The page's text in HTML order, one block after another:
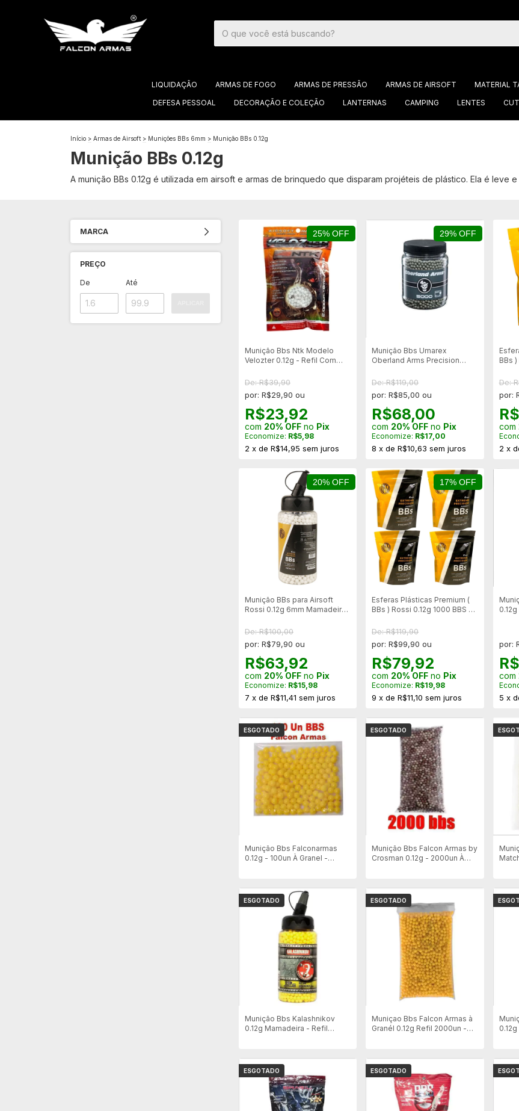
LIQUIDAÇÃO ARMAS DE FOGO ARMAS DE PRESSÃO ARMAS DE AIRSOFT MATERIAL
DEFESA PESSOAL
DECORAÇÃO E COLEÇÃO LANTERNAS CAMPING LENTES
Início > Armas de Airsoft > Munições BBs 6mm > Munição BBs 0.12g
Munição BBs 0.12g
A munição BBs 0.12g é utilizada em airsoft e armas de brinquedo que disparam projéteis de plástico. Ela é leve
MARCA
PREÇO
De Até
25% OFF
Munição Bbs Ntk Modelo
Velozter 0.12g - Refil Com
De: R$39,90
por: R$29,90 ou
R$23,92
com 20% OFF no Pix
Economize: R$5,98
2 x de R$14,95 sem juros
29% OFF
Munição Bbs Umarex
Oberland Arms Precision
De: R$119,00
por: R$85,00 ou
R$68,00
com 20% OFF no Pix
Economize: R$17,00
8 xdeR$10,63 sem juros
BBs
De:
por:
com
2 x
20% OFF
Munição BBs para Airsoft
Rossi 0.12g 6mm Mamadeira
De: R$100,00
por: R$79,90 ou
R$63,92
com 20% OFF no Pix
Economize: R$15,98
7 x de R$11,41 sem juros
17% OFF
Esferas Plásticas Premium (
BBs ) Rossi 0.12g 1000 BBS -
De: R$119,90
por: R$99,90 ou
R$79,92
com 20% OFF no Pix
Economize: R$19,98
9 xdeR$11,10 sem juros
por:
com
5 x
ESGOTADO
Munição Bbs Falconarmas
0.12g - 100un À Granel -
ESGOTADO
Munição Bbs Falcon Armas by
Crosman 0.12g - 2000un À
ESGOTADO
Munição Bbs Kalashnikov
0.12g Mamadeira - Refil
ESGOTADO
Muniçao Bbs Falcon Armas à
Granél 0.12g Refil 2000un -
ESGOTADO ESGOTADO